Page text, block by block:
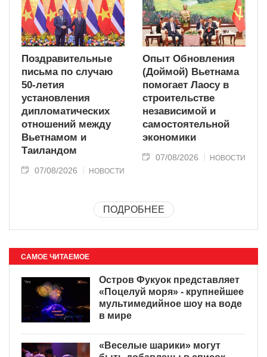
Поздравительные
письма по случаю
50-летия
установления
дипломатических
отношений между
Вьетнамом и
Таиландом
07/08/2026 НОВОСТИ
Опыт Обновления
(Доймой) Вьетнама
помогает Лаосу в
строительстве
независимой и
самостоятельной
экономики
07/08/2026 НОВОСТИ
ПОДРОБНЕЕ
САМОЕ ЧИТАЕМОЕ
Остров Фукуок представляет
«Поцелуй моря» - крупнейшее
мультимедийное шоу на воде
в мире
«Веселые шарики» могут